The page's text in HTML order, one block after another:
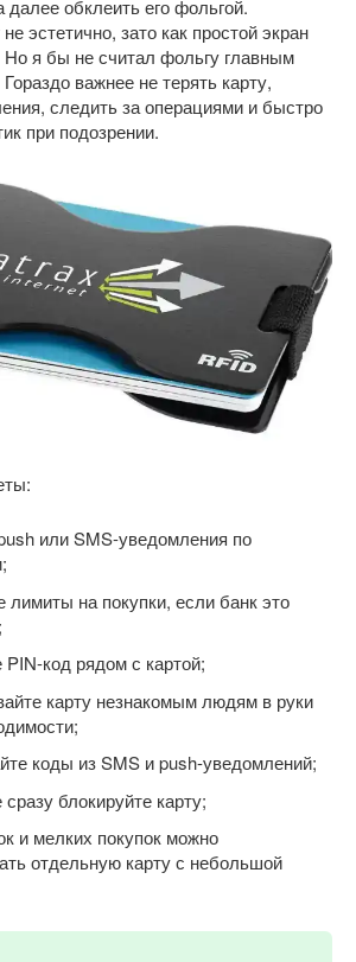
далее обклеить его фольгой.
эстетично, зато как простой экран
я бы не считал фольгу главным
важнее не терять карту,
следить за операциями и быстро
при подозрении.
или SMS-уведомления по
лимиты на покупки, если банк это
PIN-код рядом с картой;
карту незнакомым людям в руки
коды из SMS и push-уведомлений;
сразу блокируйте карту;
и мелких покупок можно
отдельную карту с небольшой